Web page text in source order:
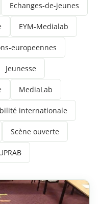
Echanges-de-jeunes
EYM-Medialab
europeennes
Jeunesse
MediaLab
internationale
Scène ouverte